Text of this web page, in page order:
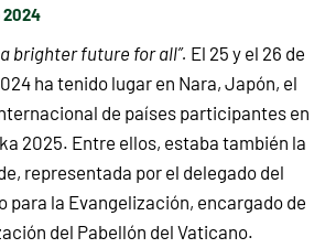
2024
brighter future for all”. El 25 y el 26 de
ha tenido lugar en Nara, Japón, el
de países participantes en
2025. Entre ellos, estaba también la
representada por el delegado del
para la Evangelización, encargado de
del Pabellón del Vaticano.